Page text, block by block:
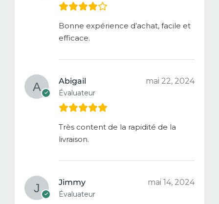
Bonne expérience d’achat, facile et
efficace.
Abigail
Évaluateur
mai 22, 2024
Très content de la rapidité de la
livraison.
Jimmy
Évaluateur
mai 14, 2024